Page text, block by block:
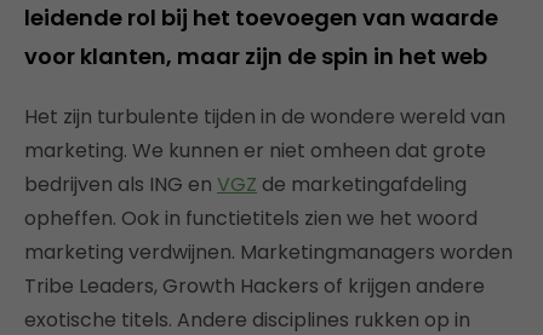
leidende rol bij het toevoegen van waarde
voor klanten, maar zijn de spin in het web
Het zijn turbulente tijden in de wondere wereld van
marketing. We kunnen er niet omheen dat grote
bedrijven als ING en VGZ de marketingafdeling
opheffen. Ook in functietitels zien we het woord
marketing verdwijnen. Marketingmanagers worden
Tribe Leaders, Growth Hackers of krijgen andere
exotische titels. Andere disciplines rukken op in